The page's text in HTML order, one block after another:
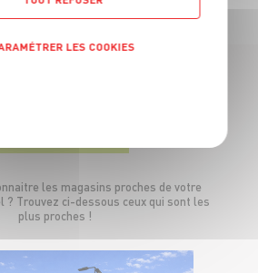
les magasins proches de votre
? Trouvez ci-dessous ceux qui sont les
plus proches !
LES COOKIES